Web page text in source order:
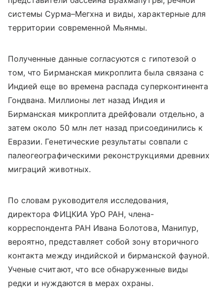
системы Сурма–Мегхна и виды, характерные для
территории современной Мьянмы.
Полученные данные согласуются с гипотезой о
том, что Бирманская микроплита была связана с
Индией еще во времена распада суперконтинента
Гондвана. Миллионы лет назад Индия и
Бирманская микроплита дрейфовали отдельно, а
затем около 50 млн лет назад присоединились к
Евразии. Генетические результаты совпали с
палеогеографическими реконструкциями древних
миграций животных.
По словам руководителя исследования,
директора ФИЦКИА УрО РАН, члена-
корреспондента РАН Ивана Болотова, Манипур,
вероятно, представляет собой зону вторичного
контакта между индийской и бирманской фауной.
Ученые считают, что все обнаруженные виды
редки и нуждаются в мерах охраны.